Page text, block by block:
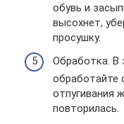
обувь и
высохнет,
просушку.
Обработка. В
обработайте
отпугивания
повторилась.